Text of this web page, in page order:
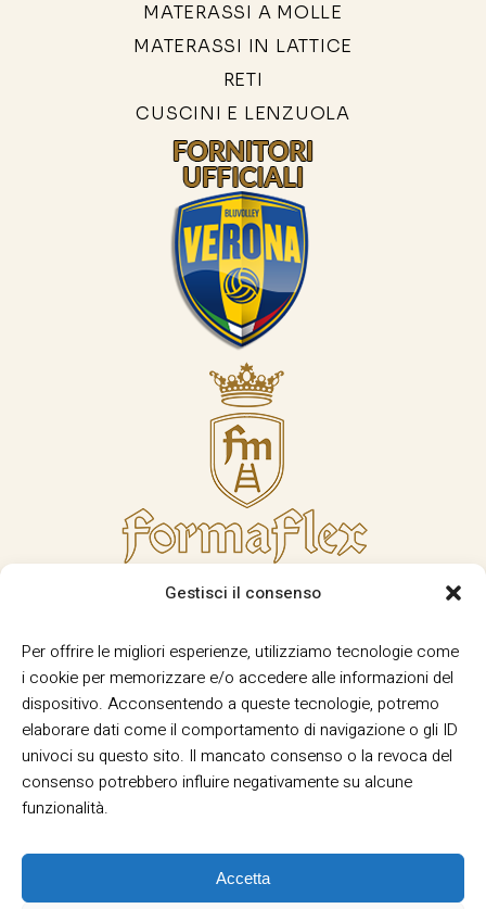
Gestisci il consenso
Per offrire le migliori esperienze, utilizziamo tecnologie come
i cookie per memorizzare e/o accedere alle informazioni del
dispositivo. Acconsentendo a queste tecnologie, potremo
elaborare dati come il comportamento di navigazione o gli ID
univoci su questo sito. Il mancato consenso o la revoca del
consenso potrebbero influire negativamente su alcune
funzionalità.
Accetta
MATERASSI A MOLLE
MATERASSI IN LATTICE
RETI
CUSCINI E LENZUOLA